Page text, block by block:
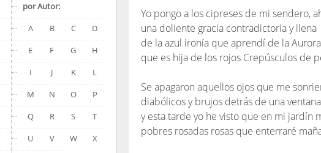
por Autor:
A
B C
D
E
F G
H
I
J K
L
M
N O
P
Q
R S
T
U
V W
X
Yo pongo a los cipreses de mi sendero,
una doliente gracia contradictoria y llena
de la azul ironía que aprendí de la Aurora
que es hija de los rojos Crepúsculos de
Se apagaron aquellos ojos que me
diabólicos y brujos detrás de una
y esta tarde yo he visto que en mi jardín
pobres rosadas rosas que enterraré